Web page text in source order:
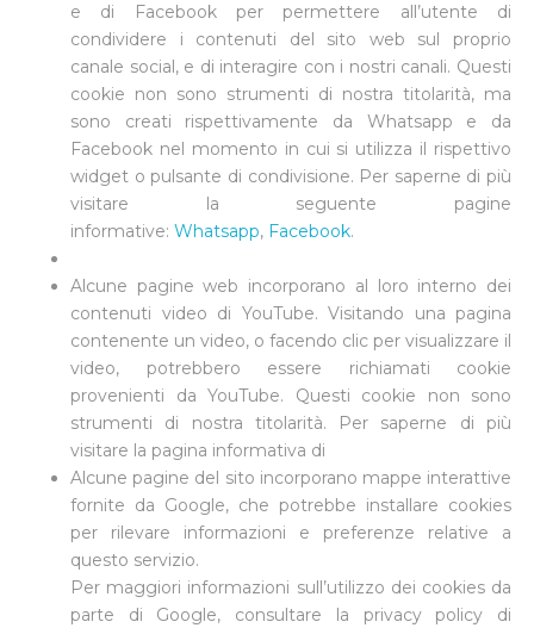
e di Facebook per permettere all’utente di
condividere i contenuti del sito web sul proprio
canale social, e di interagire con i nostri canali. Questi
cookie non sono strumenti di nostra titolarità, ma
sono creati rispettivamente da Whatsapp e da
Facebook nel momento in cui si utilizza il rispettivo
widget o pulsante di condivisione. Per saperne di più
visitare la seguente pagine
informative: Whatsapp, Facebook.
Alcune pagine web incorporano al loro interno dei
contenuti video di YouTube. Visitando una pagina
contenente un video, o facendo clic per visualizzare il
video, potrebbero essere richiamati cookie
provenienti da YouTube. Questi cookie non sono
strumenti di nostra titolarità. Per saperne di più
visitare la pagina informativa di
Alcune pagine del sito incorporano mappe interattive
fornite da Google, che potrebbe installare cookies
per rilevare informazioni e preferenze relative a
questo servizio.
Per maggiori informazioni sull’utilizzo dei cookies da
parte di Google, consultare la privacy policy di